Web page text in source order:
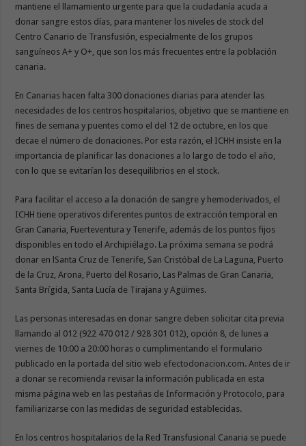
mantiene el llamamiento urgente para que la ciudadanía acuda a
donar sangre estos días, para mantener los niveles de stock del
Centro Canario de Transfusión, especialmente de los grupos
sanguíneos A+ y O+, que son los más frecuentes entre la población
canaria.
En Canarias hacen falta 300 donaciones diarias para atender las
necesidades de los centros hospitalarios, objetivo que se mantiene en
fines de semana y puentes como el del 12 de octubre, en los que
decae el número de donaciones. Por esta razón, el ICHH insiste en la
importancia de planificar las donaciones a lo largo de todo el año,
con lo que se evitarían los desequilibrios en el stock.
Para facilitar el acceso a la donación de sangre y hemoderivados, el
ICHH tiene operativos diferentes puntos de extracción temporal en
Gran Canaria, Fuerteventura y Tenerife, además de los puntos fijos
disponibles en todo el Archipiélago. La próxima semana se podrá
donar en lSanta Cruz de Tenerife, San Cristóbal de La Laguna, Puerto
de la Cruz, Arona, Puerto del Rosario, Las Palmas de Gran Canaria,
Santa Brígida, Santa Lucía de Tirajana y Agüimes.
Las personas interesadas en donar sangre deben solicitar cita previa
llamando al 012 (922 470 012 / 928 301 012), opción 8, de lunes a
viernes de 10:00 a 20:00 horas o cumplimentando el formulario
publicado en la portada del sitio web efectodonacion.com. Antes de ir
a donar se recomienda revisar la información publicada en esta
misma página web en las pestañas de Información y Protocolo, para
familiarizarse con las medidas de seguridad establecidas.
En los centros hospitalarios de la Red Transfusional Canaria se puede